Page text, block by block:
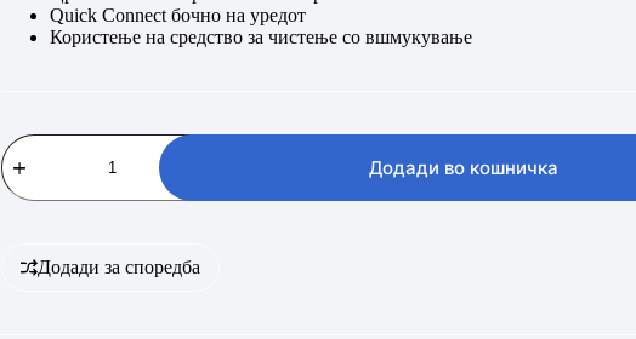
Quick Connect бочно на уредот
Користење на средство за чистење со вшмукување
KARCHER
K3
количина
Додади во кошничка
Додади за споредба